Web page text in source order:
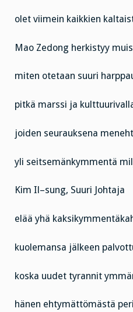
olet viimein kaikkien
Mao Zedong herkistyy
miten otetaan suuri
pitkä marssi ja
joiden seurauksena
yli seitsemänkymmentä
Kim Il–sung, Suuri Johtaja
elää yhä
kuolemansa jälkeen
koska uudet tyrannit
hänen ehtymättömästä